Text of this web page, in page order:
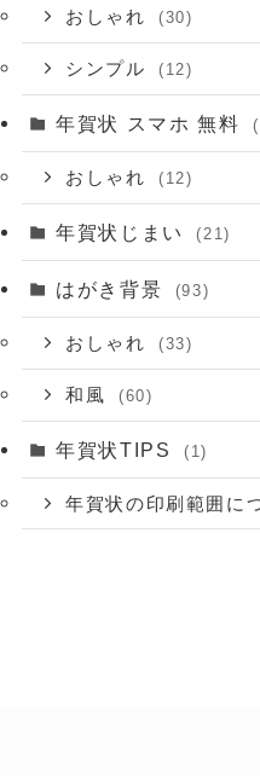
おしゃれ (30)
シンプル (12)
年賀状 スマホ 無料
おしゃれ (12)
年賀状じまい (21)
はがき背景 (93)
おしゃれ (33)
和風 (60)
年賀状TIPS (1)
年賀状の印刷範囲に